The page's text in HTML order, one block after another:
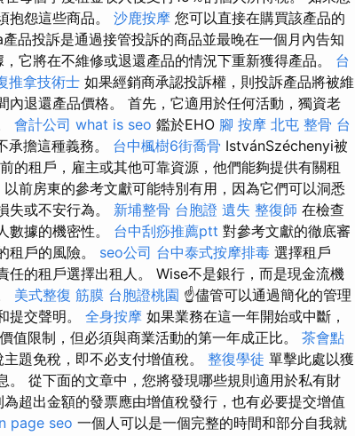
抱怨這些商品。 沙鹿按摩 您可以直接在購買該產品的
品投訴是通過接管投訴的商品並最晚在一個月內告知
它將在不維修或退還產品的情況下重新獲得產品。 台
推拿技術士 如果經銷商承認投訴權，則投訴產品將被維
退還產品價格。 首先，它適用於任何活動，獨資老
會計公司 what is seo 鑑於EHO 腳 按摩 北屯 整骨 台
承擔這種義務。 台中楓樹6街喬骨 IstvánSzéchenyi被
的租戶，雇主或其他可靠資源，他們能夠提供有關租
以前房東的參考文獻可能特別有用，因為它們可以洞悉
失或不安行為。 新埔整骨 台胞證 遺失 整復師 在檢查
數據的機密性。 台中刮痧推薦ptt 對參考文獻的徹底審
租戶的風險。 seo公司 台中泰式按摩排毒 選擇租戶
任的租戶選擇出租人。 Wise不是銀行，而是現金流機
美式整復 筋膜 台胞證桃園 ☝儘管可以通過簡化的管理
提交聲明。 全身按摩 如果業務在這一年開始或中斷，
值限制，但必須與商業活動的第一年成正比。 茶會點
題免稅，即不必支付增值稅。 整復學徒 單擊此處以獲
從下面的文章中，您將發現哪些規則適用於私有財
超出金額的發票應由增值稅發行，也有必要提交增值
page seo 一個人可以是一個完整的時間和部分自我就